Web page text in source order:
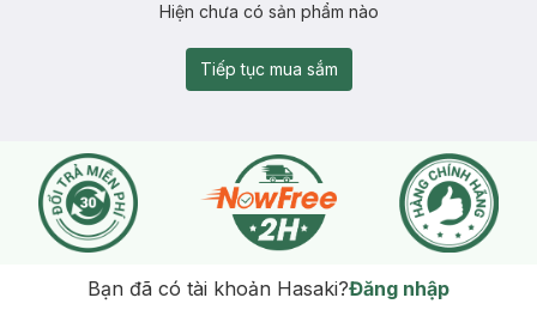
Hiện chưa có sản phẩm nào
Tiếp tục mua sắm
Bạn đã có tài khoản Hasaki?Đăng nhập